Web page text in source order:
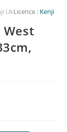
UkLicence : Kenji
West